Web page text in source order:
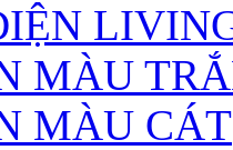
MÀU
MÀU CÁT